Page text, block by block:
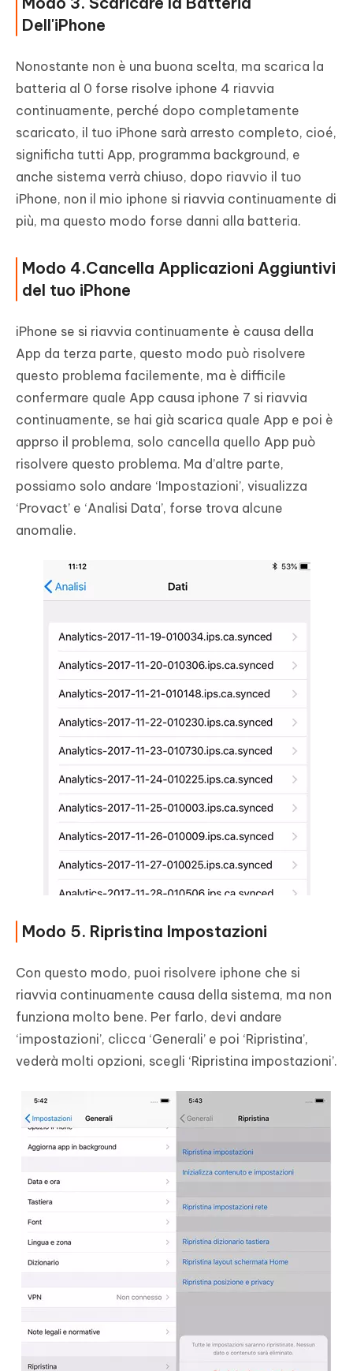
Dell'iPhone
Nonostante non è una buona scelta, ma scarica la
batteria al 0 forse risolve iphone 4 riavvia
continuamente, perché dopo completamente
scaricato, il tuo iPhone sarà arresto completo, cioé,
significha tutti App, programma background, e
anche sistema verrà chiuso, dopo riavvio il tuo
iPhone, non il mio iphone si riavvia continuamente di
più, ma questo modo forse danni alla batteria.
Modo 4.Cancella Applicazioni Aggiuntivi
del tuo iPhone
iPhone se si riavvia continuamente è causa della
App da terza parte, questo modo può risolvere
questo problema facilemente, ma è difficile
confermare quale App causa iphone 7 si riavvia
continuamente, se hai già scarica quale App e poi è
apprso il problema, solo cancella quello App può
risolvere questo problema. Ma d’altre parte,
possiamo solo andare ‘Impostazioni’, visualizza
‘Provact’ e ‘Analisi Data’, forse trova alcune
anomalie.
Modo 5. Ripristina Impostazioni
Con questo modo, puoi risolvere iphone che si
riavvia continuamente causa della sistema, ma non
funziona molto bene. Per farlo, devi andare
‘impostazioni’, clicca ‘Generali’ e poi ‘Ripristina’,
vederà molti opzioni, scegli ‘Ripristina impostazioni’.